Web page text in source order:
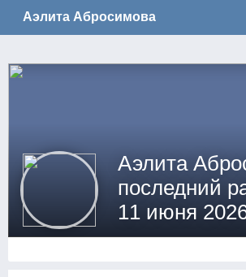
Аэлита Абросимова
Аэлита
последний
11 июня